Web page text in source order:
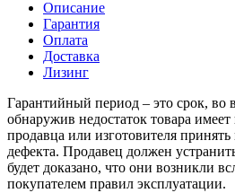
Описание
Гарантия
Оплата
Доставка
Лизинг
Гарантийный период – это срок, во
обнаружив недостаток товара имеет
продавца или изготовителя
дефекта. Продавец должен
будет доказано, что они возникли
покупателем правил эксплуатации.